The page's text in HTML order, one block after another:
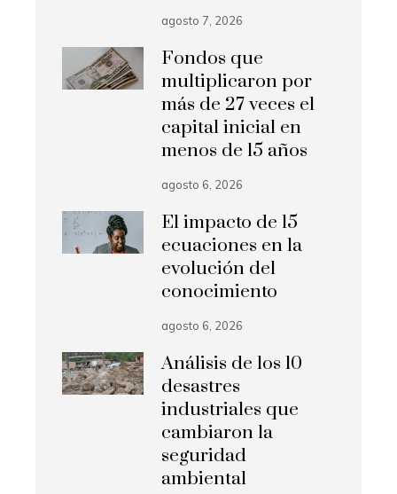
agosto 7, 2026
Fondos que
multiplicaron por
más de 27 veces el
capital inicial en
menos de 15 años
agosto 6, 2026
El impacto de 15
ecuaciones en la
evolución del
conocimiento
agosto 6, 2026
Análisis de los 10
desastres
industriales que
cambiaron la
seguridad
ambiental